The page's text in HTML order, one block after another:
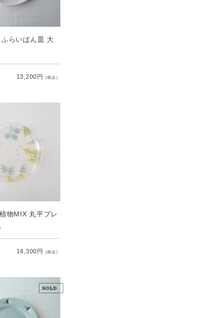
らいぱん皿 大
13,200円 ［税込］
物MIX 丸平プレ
14,300円 ［税込］